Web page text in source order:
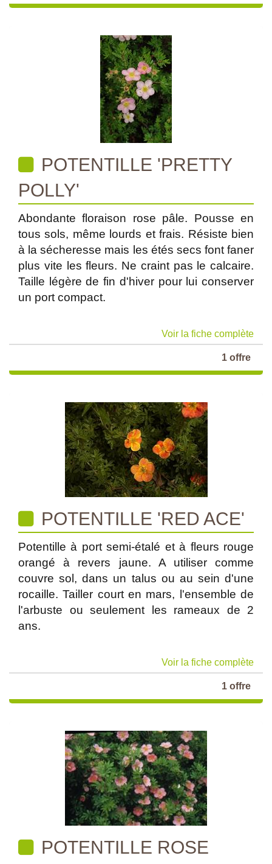
POTENTILLE 'PRETTY
POLLY'
Abondante floraison rose pâle. Pousse en
tous sols, même lourds et frais. Résiste bien
à la sécheresse mais les étés secs font faner
plus vite les fleurs. Ne craint pas le calcaire.
Taille légère de fin d'hiver pour lui conserver
un port compact.
Voir la fiche complète
1 offre
POTENTILLE 'RED ACE'
Potentille à port semi-étalé et à fleurs rouge
orangé à revers jaune. A utiliser comme
couvre sol, dans un talus ou au sein d'une
rocaille. Tailler court en mars, l'ensemble de
l'arbuste ou seulement les rameaux de 2
ans.
Voir la fiche complète
1 offre
POTENTILLE ROSE